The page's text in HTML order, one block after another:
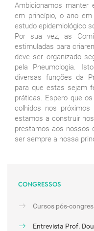
CONGRESSOS
Cursos pós-
Entrevista Prof.
Ambicionamos manter
em princípio, o ano
estudo epidemiológico
Por sua vez, as
estimuladas para
deve ser organizado
pela Pneumologia.
diversas funções da
para que estas sejam
práticas. Espero que
colhidos nos
estamos a construir
prestamos aos nossos
ser sempre a nossa